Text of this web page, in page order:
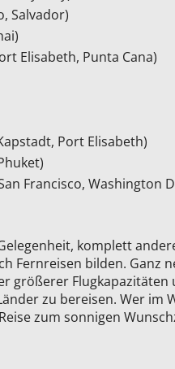
Salvador)
Elisabeth, Punta Cana)
Port Elisabeth)
Francisco, Washington
komplett
Fernreisen bilden.
größerer
zu bereisen. Wer
zum sonnigen